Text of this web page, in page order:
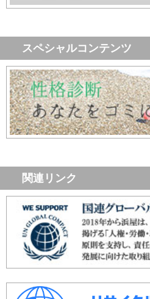
スペシャルコンテンツ
関連リンク